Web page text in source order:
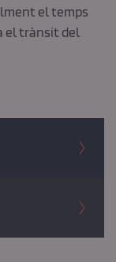
el temps
el trànsit del